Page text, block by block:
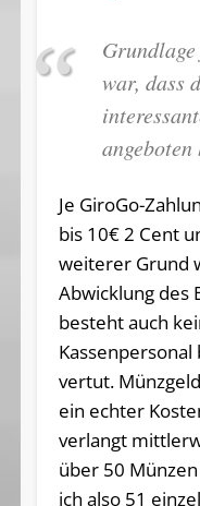
war, dass
Je GiroGo-
bis 10€ 2 Cent
weiterer Grund
Abwicklung des
besteht auch
vertut.
ein echter
verlangt
über 50
ich also 51